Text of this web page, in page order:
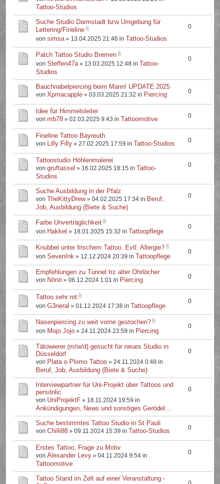
Tattoo-Studios
Suche Studio Darmstadt bzw Umgebung für
Lettering/Fineline
vonsimsa» 13.04.2025 21:46 in Tattoo-Studios
0
Patch Tattoo Studio Bremen
vonSteffen47a» 13.03.2025 12:48 in Tattoo-
Studios
0
Bauchnabelpiercing beim Mann! UPDATE 2025
vonXpmacapple » 03.03.2025 21:32 in Piercing 0
Idee für Himmelsleiter
vonmb78 » 02.03.2025 9:43 in Tattoomotive 0
Fineline Tattoo Bayreuth
von Lilly Filly » 27.02.2025 17:59 in Tattoo-Studios 0
Tattoostudio Höhlenmalerei
vongruftassel » 16.02.2025 18:15 in Tattoo-
Studios
0
Suche Ausbildung in der Pfalz
von TheKittyDrew» 04.02.2025 17:34 in Beruf,
Job, Ausbildung (Biete & Suche)
0
Farbe Unverträglichkeit
von Hakket » 18.01.2025 15:32 in Tattoopflege
0
Knubbel unter frischem Tattoo. Evtl. Allergie?
vonSevenInk » 12.12.2024 20:39 in Tattoopflege
0
Empfehlungen zu Tunnel trz alter Ohrlöcher
von Nönö » 06.12.2024 1:01 in Piercing 0
Tattoo sehr rot
vonG3neral » 01.12.2024 17:38 in Tattoopflege
0
Nasenpiercing zu weit vorne gestochen?
von Mojo Jojo » 24.11.2024 23:59 in Piercing
0
Tätowierer (m/w/d) gesucht für neues Studio in
Düsseldorf
von Plata o Plomo Tattoo » 24.11.2024 0:48 in
Beruf, Job, Ausbildung (Biete & Suche)
0
Interviewpartner für Uni-Projekt über Tattoos und
persönlic
von UniProjektF » 18.11.2024 19:59 in
Ankündigungen, News und sonstiges Gerödel...
0
Suche bestimmtes Tattoo Studio in St Pauli
vonChilli88 » 09.11.2024 15:39 in Tattoo-Studios 0
Erstes Tattoo, Frage zu Motiv
vonAlexander Levy » 04.11.2024 9:54 in
Tattoomotive
0
Tattoo Stand im Zelt auf einer Veranstaltung -